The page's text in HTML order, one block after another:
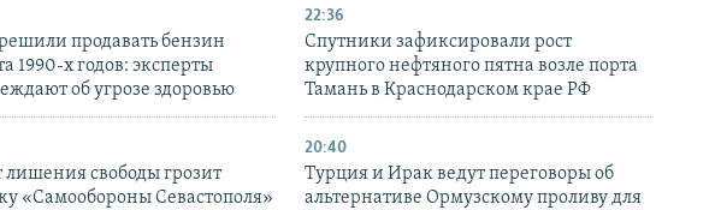
продавать бензин
1990-х годов: эксперты
об угрозе здоровью
22:36
Спутники зафиксировали рост
крупного нефтяного пятна возле порта
Тамань в Краснодарском крае РФ
лишения свободы грозит
«Самообороны Севастополя»
20:40
Турция и Ирак ведут переговоры об
альтернативе Ормузскому проливу для